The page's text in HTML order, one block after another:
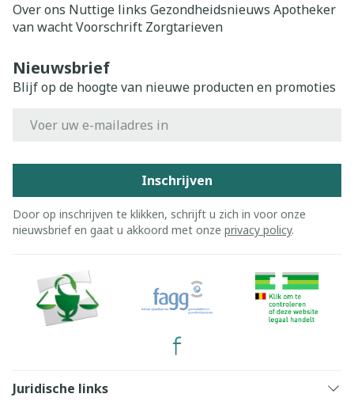
Over ons Nuttige links Gezondheidsnieuws Apotheker
van wachtVoorschrift Zorgtarieven
Nieuwsbrief
Blijf op de hoogte van nieuwe producten en promoties
Inschrijven
Door op inschrijven te klikken, schrijft u zich in voor onze
nieuwsbrief en gaat u akkoord met onze privacy policy.
Juridische links